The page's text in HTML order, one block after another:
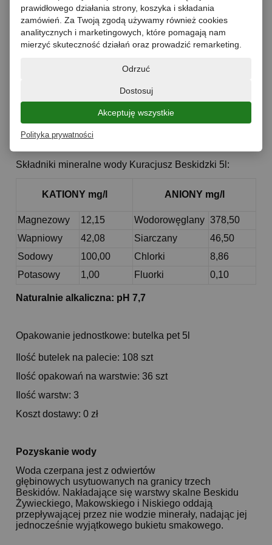
Opis
Dane techniczne
Stopień gazowania: niegazowana
Rodzaj wody: źródlana
Składniki mineralne wody Kuracjusz Beskidzki 5l:
KATIONY mg/l ANIONY mg/l
Magnezowy 12,15 Wodorowęglany 378,50
Wapniowy
42,08 Siarczany
46,50
Sodowy
100,00 Chlorki
8,86
Potasowy
1,00 Fluorki 0,10
Naturalnie alkaliczna: pH 7,7
Opakowanie jednostkowe: butelka pet 5l
Ilość butelek na palecie: 108 szt
Ilość opakowań na warstwie: 36 szt
Ilość warstw: 3
Koszt dostawy: 0 zł
Pozyskanie wody
Woda czerpana jest z odwiertów
głębinowych usytuowanych na granicy trzech
Beskidów. Nakładające się warstwy skalne Beskidu
Żywieckiego, Makowskiego i Niskiego oddają
przepływającej przez nie wodzie minerały, nadając jej
jednocześnie wyjątkowego bukietu smakowego.
prawidłowego działania strony, koszyka i składania
zamówień. Za Twoją zgodą używamy również cookies
analitycznych i marketingowych, które pomagają nam
mierzyć skuteczność działań oraz prowadzić remarketing.
Odrzuć
Dostosuj
Akceptuję wszystkie
Polityka prywatności